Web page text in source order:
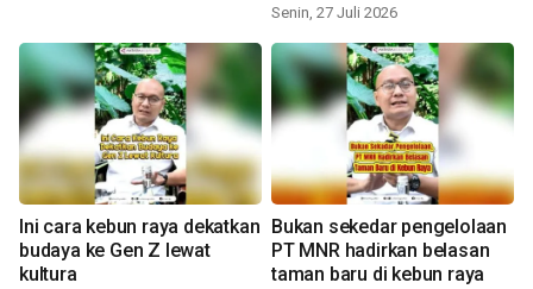
Senin, 27 Juli 2026
Ini cara kebun raya dekatkan
budaya ke Gen Z lewat
kultura
Bukan sekedar pengelolaan
PT MNR hadirkan belasan
taman baru di kebun raya